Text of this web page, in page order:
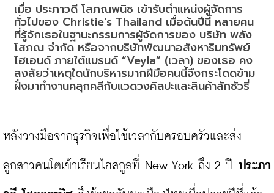
เมื่อ ประภาวดี โสภณพนิช เข้ารับตำแหน่งผู้จัดการ
ทั่วไปของ Christie’s Thailand เมื่อต้นปีนี้ หลายคน
ที่รู้จักเธอในฐานะกรรมการผู้จัดการของ บริษัท พลัง
โสภณ จำกัด หรือจากบริษัทพัฒนาอสังหาริมทรัพย์
ไฮเอนด์ ภายใต้แบรนด์ “Veyla” (เวลา) ของเธอ คง
สงสัยว่าเหตุใดนักบริหารมากฝีมือคนนี้จึงกระโดดข้าม
ฝั่งมาทำงานคลุกคลีกับแวดวงศิลปะและสินค้าลักชัวรี่
หลังวางมือจากธุรกิจเพื่อใช้เวลากับครอบครัวและส่ง
ลูกสาวคนโตเข้าเรียนไฮสกูลที่ New York ถึง 2 ปี ประภา